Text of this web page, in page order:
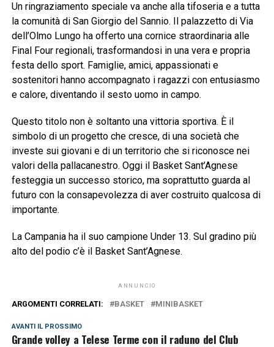
Un ringraziamento speciale va anche alla tifoseria e a tutta
la comunità di San Giorgio del Sannio. Il palazzetto di Via
dell’Olmo Lungo ha offerto una cornice straordinaria alle
Final Four regionali, trasformandosi in una vera e propria
festa dello sport. Famiglie, amici, appassionati e
sostenitori hanno accompagnato i ragazzi con entusiasmo
e calore, diventando il sesto uomo in campo.
Questo titolo non è soltanto una vittoria sportiva. È il
simbolo di un progetto che cresce, di una società che
investe sui giovani e di un territorio che si riconosce nei
valori della pallacanestro. Oggi il Basket Sant’Agnese
festeggia un successo storico, ma soprattutto guarda al
futuro con la consapevolezza di aver costruito qualcosa di
importante.
La Campania ha il suo campione Under 13. Sul gradino più
alto del podio c’è il Basket Sant’Agnese.
ANNUNCIO
ARGOMENTI CORRELATI: BASKET MINIBASKET
AVANTI IL ​​PROSSIMO
Grande volley a Telese Terme con il raduno del Club